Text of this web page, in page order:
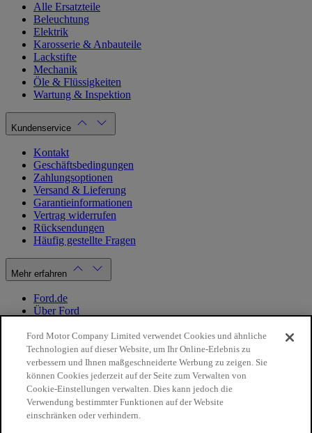
Alle Ersatzteile
Beleuchtung
Elektrik
Karosserie & Anbauteile
Lackstifte
Mechanik
Öle & Flüssigkeiten
Wartung & Inspektion
Kundenservice
Kontakt
Geschäftsbedingungen
Zahlungsoptionen
Versand & Lieferung
Garantieinformationen
Vertrag widerrufen
Rücksendungen
Häufig gestellte Fragen
Mehr erfahren
Ford.de
Über Ford
Datenschutzbestimmungen
Impressum
Mein Konto
Login / Registrierung
Meine Bestellungen
Ford Motor Company Limited verwendet Cookies und ähnliche
Technologien auf dieser Website, um Ihr Online-Erlebnis zu
verbessern und Ihnen maßgeschneiderte Werbung zu zeigen. Sie
können Cookies jederzeit auf der Seite zum Verwalten von
Cookie-Einstellungen verwalten. Dies kann jedoch die
Verwendung bestimmter Funktionen auf der Website
einschränken oder verhindern.